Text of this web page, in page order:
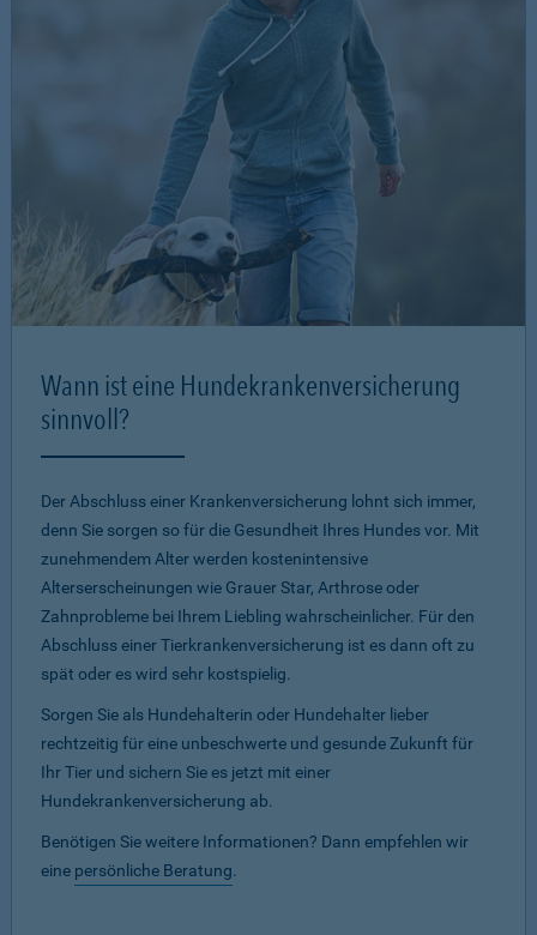
Wann ist eine Hundekrankenversicherung
sinnvoll?
Der Abschluss einer Krankenversicherung lohnt sich immer,
denn Sie sorgen so für die Gesundheit Ihres Hundes vor. Mit
zunehmendem Alter werden kostenintensive
Alterserscheinungen wie Grauer Star, Arthrose oder
Zahnprobleme bei Ihrem Liebling wahrscheinlicher. Für den
Abschluss einer Tierkrankenversicherung ist es dann oft zu
spät oder es wird sehr kostspielig.
Sorgen Sie als Hundehalterin oder Hundehalter lieber
rechtzeitig für eine unbeschwerte und gesunde Zukunft für
Ihr Tier und sichern Sie es jetzt mit einer
Hundekrankenversicherung ab.
Benötigen Sie weitere Informationen? Dann empfehlen wir
eine persönliche Beratung.